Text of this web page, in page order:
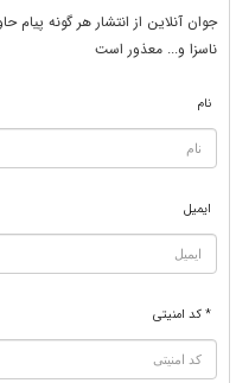
جوان آنلاين از انتشار هر گونه پيام
ناسزا و... معذور است
نام
ایمیل
* کد امنیتی